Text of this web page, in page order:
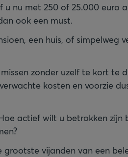
nu met 250 of 25.000 euro
ook een must.
een huis, of simpelweg
zonder uzelf te kort te
kosten en voorzie
actief wilt u betrokken zijn
grootste vijanden van een